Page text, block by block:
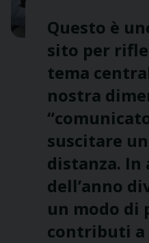
Questo è
sito per
tema
nostra
suscitare
distanza.
dell’anno
un modo di
contributi a